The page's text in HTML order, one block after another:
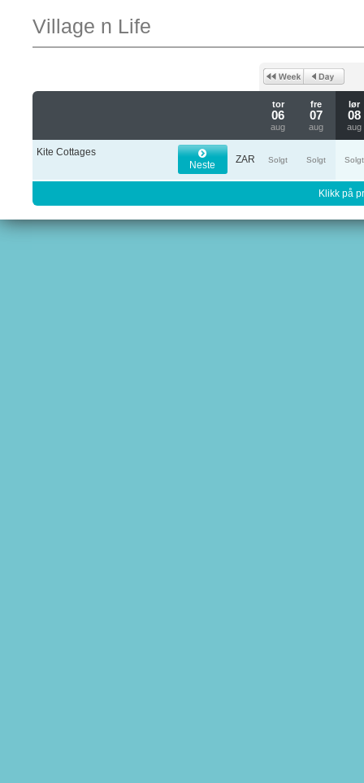
Village n Life
tor
06
aug
fre
07
aug
lør
08
aug
Kite Cottages
Neste
ZAR Solgt Solgt Solgt
Klikk på